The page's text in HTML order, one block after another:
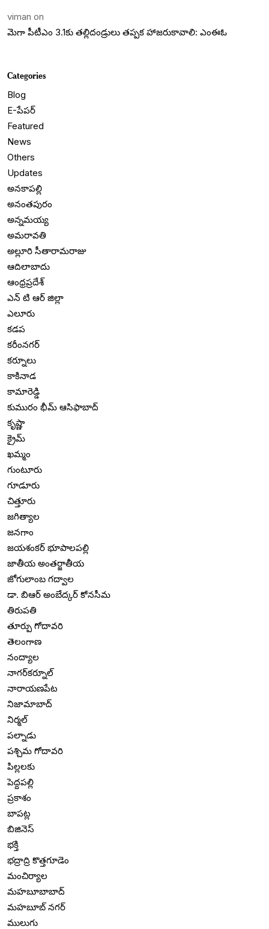
viman on
మెగా పీటీఎం 3.1కు తల్లిదండ్రులు తప్పక హాజరుకావాలి: ఎంఈఓ
Categories
Blog
E-పేపర్
Featured
News
Others
Updates
అనకాపల్లి
అనంతపురం
అన్నమయ్య
అమరావతి
అల్లూరి సీతారామరాజు
ఆదిలాబాదు
ఆంధ్రప్రదేశ్
ఎన్ టి ఆర్ జిల్లా
ఎలూరు
కడప
కరీంనగర్
కర్నూలు
కాకినాడ
కామారెడ్డి
కుమురం భీమ్ ఆసిఫాబాద్
కృష్ణా
క్రైమ్
ఖమ్మం
గుంటూరు
గూడూరు
చిత్తూరు
జగిత్యాల
జనగాం
జయశంకర్ భూపాలపల్లి
జాతీయ అంతర్జాతీయ
జోగులాంబ గద్వాల
డా. బిఆర్ అంబేద్కర్ కోనసీమ
తిరుపతి
తూర్పు గోదావరి
తెలంగాణ
నంద్యాల
నాగర్‌కర్నూల్
నారాయణపేట
నిజామాబాద్
నిర్మల్
పల్నాడు
పశ్చిమ గోదావరి
పిల్లలకు
పెద్దపల్లి
ప్రకాశం
బాపట్ల
బిజినెస్
భక్తి
భద్రాద్రి కొత్తగూడెం
మంచిర్యాల
మహబూబాబాద్
మహబూబ్ నగర్
ములుగు